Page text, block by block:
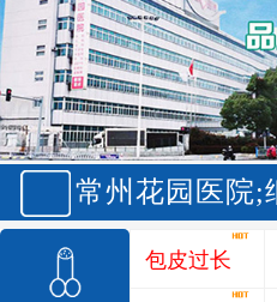
常州花园医院;
包皮过长